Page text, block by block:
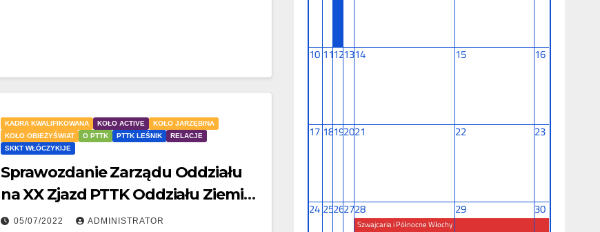
KADRA KWALIFIKOWANA KOŁO ACTIVE
KOŁO JARZĘBINA
KOŁO OBIEŻYŚWIAT
O PTTK PTTK LEŚNIK
RELACJE
SKKT WŁÓCZYKIJE
Sprawozdanie Zarządu Oddziału
na XX Zjazd PTTK Oddziału Ziemi
Brzeskiej
05/07/2022 ADMINISTRATOR
1011121314 15 16
1718192021 22 23
2425262728
Szwajcaria i Północne Włochy
29 30